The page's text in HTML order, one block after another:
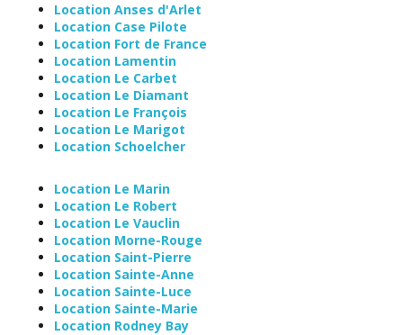
Location Anses d'Arlet
Location Case Pilote
Location Fort de France
Location Lamentin
Location Le Carbet
Location Le Diamant
Location Le François
Location Le Marigot
Location Schoelcher
Location Le Marin
Location Le Robert
Location Le Vauclin
Location Morne-Rouge
Location Saint-Pierre
Location Sainte-Anne
Location Sainte-Luce
Location Sainte-Marie
Location Rodney Bay